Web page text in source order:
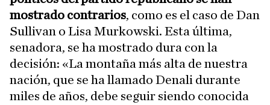
mostrado contrarios, como es el caso de Dan
Sullivan o Lisa Murkowski. Esta última,
senadora, se ha mostrado dura con la
decisión: «La montaña más alta de nuestra
nación, que se ha llamado Denali durante
miles de años, debe seguir siendo conocida